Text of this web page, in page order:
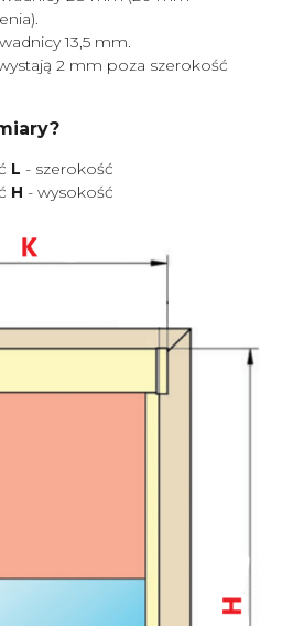
13,5 mm.
2 mm poza szerokość
L - szerokość
H - wysokość